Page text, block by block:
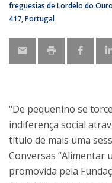
freguesias de Lordelo do
417 Portugal
"De pequenino se
indiferença social
título de mais uma
Conversas “Alimentar
promovida pela